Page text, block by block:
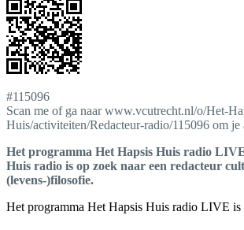
#115096
Scan me of ga naar www.vcutrecht.nl/o/Het-
Huis/activiteiten/Redacteur-radio/115096 om je
Het programma Het Hapsis Huis radio
Huis radio is op zoek naar een redacteur
(levens-)filosofie.
Het programma Het Hapsis Huis radio LIVE is